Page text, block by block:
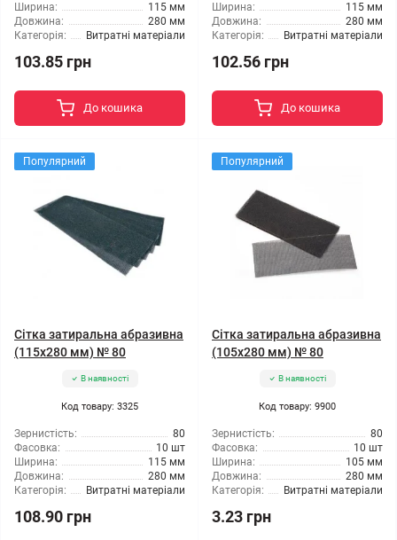
Ширина:
115 мм
Довжина:
280 мм
Категорія:
Витратні матеріали
103.85 грн
До кошика
Ширина:
115 мм
Довжина:
280 мм
Категорія:
Витратні матеріали
102.56 грн
До кошика
Популярний
Сітка затиральна абразивна
(115x280 мм) № 80
В наявності
Код товару: 3325
Зернистість:
80
Фасовка:
10 шт
Ширина:
115 мм
Довжина:
280 мм
Категорія:
Витратні матеріали
108.90 грн
Популярний
Сітка затиральна абразивна
(105x280 мм) № 80
В наявності
Код товару: 9900
Зернистість:
80
Фасовка:
10 шт
Ширина:
105 мм
Довжина:
280 мм
Категорія:
Витратні матеріали
3.23 грн